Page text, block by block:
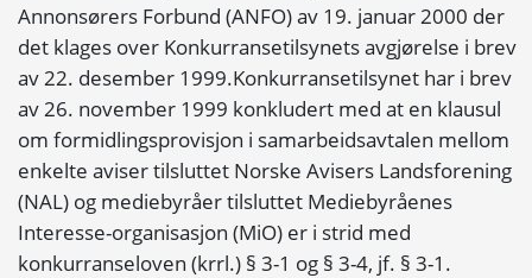
Annonsørers Forbund (ANFO) av 19. januar 2000 der
det klages over Konkurransetilsynets avgjørelse i brev
av 22. desember 1999.Konkurransetilsynet har i brev
av 26. november 1999 konkludert med at en klausul
om formidlingsprovisjon i samarbeidsavtalen mellom
enkelte aviser tilsluttet Norske Avisers Landsforening
(NAL) og mediebyråer tilsluttet Mediebyråenes
Interesse-organisasjon (MiO) er i strid med
konkurranseloven (krrl.) § 3-1 og § 3-4, jf. § 3-1.